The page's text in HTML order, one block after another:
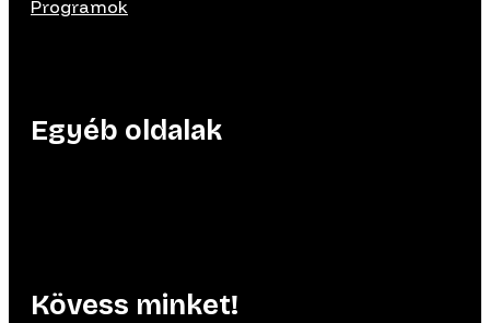
Programok
Egyéb oldalak
Kövess minket!